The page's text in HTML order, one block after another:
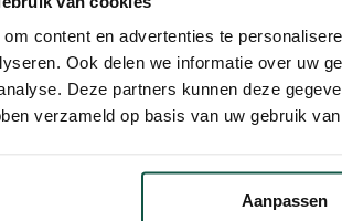
content en advertenties te
Ook delen we informatie over uw
Deze partners kunnen deze
verzameld op basis van uw gebruik
Aanpassen